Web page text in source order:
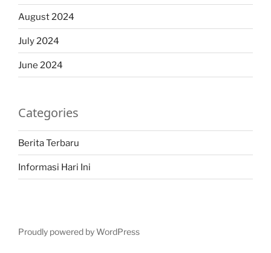
August 2024
July 2024
June 2024
Categories
Berita Terbaru
Informasi Hari Ini
Proudly powered by WordPress